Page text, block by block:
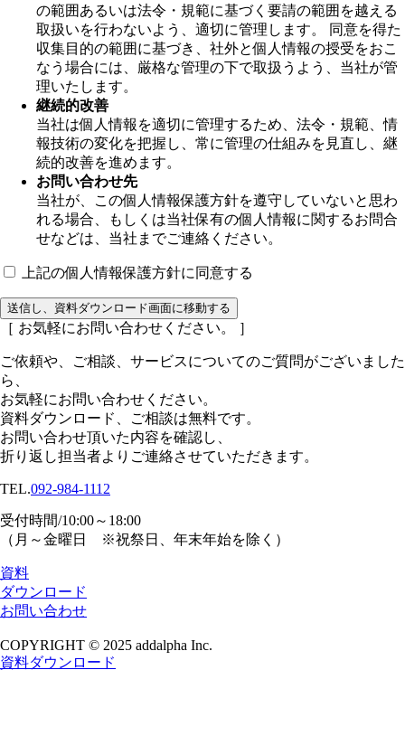
の範囲あるいは法令・規範に基づく要請の範囲を越える
取扱いを行わないよう、適切に管理します。 同意を得た
収集目的の範囲に基づき、社外と個人情報の授受をおこ
なう場合には、厳格な管理の下で取扱うよう、当社が管
理いたします。
継続的改善
当社は個人情報を適切に管理するため、法令・規範、情
報技術の変化を把握し、常に管理の仕組みを見直し、継
続的改善を進めます。
お問い合わせ先
当社が、この個人情報保護方針を遵守していないと思わ
れる場合、もしくは当社保有の個人情報に関するお問合
せなどは、当社までご連絡ください。
上記の個人情報保護方針に同意する
送信し、資料ダウンロード画面に移動する
［ お気軽にお問い合わせください。 ］
ご依頼や、ご相談、サービスについてのご質問がございました
ら、
お気軽にお問い合わせください。
資料ダウンロード、
ご相談は無料です。
お問い合わせ頂いた内容を確認し、
折り返し担当者よりご連絡させていただきます。
TEL.092-984-1112
受付時間/10:00～18:00
（月～金曜日 ※祝祭日、年末年始を除く）
資料
ダウンロード
お問い合わせ
COPYRIGHT © 2025 addalpha Inc.
資料ダウンロード